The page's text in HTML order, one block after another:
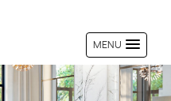
MENU